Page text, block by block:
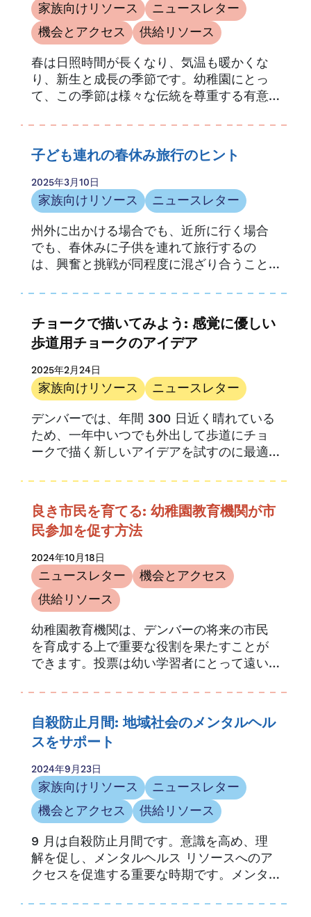
家族向けリソース
ニュースレター
機会とアクセス
供給リソース
春は日照時間が長くなり、気温も暖かくな
り、新生と成長の季節です。幼稚園にとっ
て、この季節は様々な伝統を尊重する有意
子ども連れの春休み旅行のヒント
2025年3月10日
家族向けリソース
ニュースレター
州外に出かける場合でも、近所に行く場合
でも、春休みに子供を連れて旅行するの
は、興奮と挑戦が同程度に混ざり合うこと
加われば...
チョークで描いてみよう: 感覚に優しい
歩道用チョークのアイデア
2025年2月24日
家族向けリソース
ニュースレター
デンバーでは、年間 300 日近く晴れている
ため、一年中いつでも外出して歩道にチョ
ークで描く新しいアイデアを試すのに最適
良き市民を育てる: 幼稚園教育機関が市
民参加を促す方法
2024年10月18日
ニュースレター
機会とアクセス
供給リソース
幼稚園教育機関は、デンバーの将来の市民
を育成する上で重要な役割を果たすことが
できます。投票は幼い学習者にとって遠い
主主義、公民権、そして社会に対する早期
の理解を育むことは、...
自殺防止月間: 地域社会のメンタルヘル
スをサポート
2024年9月23日
家族向けリソース
ニュースレター
機会とアクセス
供給リソース
9 月は自殺防止月間です。意識を高め、理
解を促し、メンタルヘルス リソースへのア
クセスを促進する重要な時期です。メンタ
響を及ぼし、...